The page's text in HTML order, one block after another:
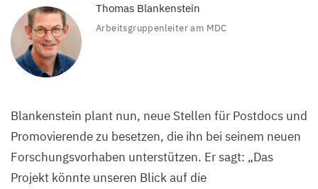
Thomas Blankenstein
Arbeitsgruppenleiter am MDC
Blankenstein plant nun, neue Stellen für Postdocs und
Promovierende zu besetzen, die ihn bei seinem neuen
Forschungsvorhaben unterstützen. Er sagt: „Das
Projekt könnte unseren Blick auf die